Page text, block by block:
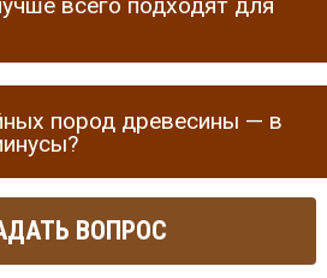
пород древесины — в
ВОПРОС